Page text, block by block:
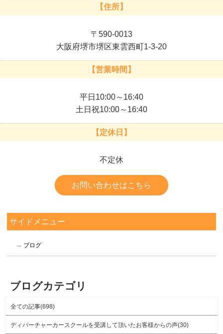
【住所】
〒590-0013
大阪府堺市堺区東雲西町1-3-20
【営業時間】
平日10:00～16:40
土日祝10:00～16:40
【定休日】
不定休
お問い合わせはこちら
サイドメニュー
ブログ
ブログカテゴリ
全ての記事(698)
ディパーチャーカースクールを受講して頂いたお客様からの声(30)